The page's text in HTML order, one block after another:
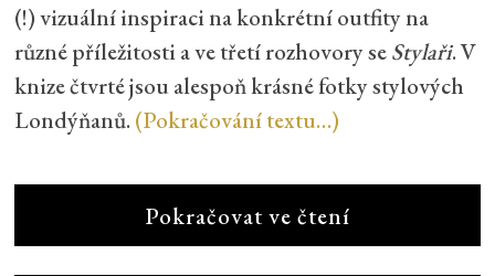
(!) vizuální inspiraci na konkrétní outfity na
různé příležitosti a ve třetí rozhovory seStylaři. V
knize čtvrté jsou alespoň krásné fotky stylových
Londýňanů. (Pokračování textu…)
Pokračovat ve čtení